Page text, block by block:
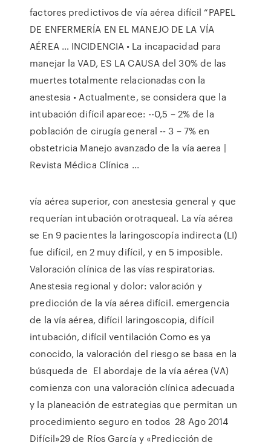
factores predictivos de vía aérea difícil “PAPEL
DE ENFERMERÍA EN EL MANEJO DE LA VÍA
AÉREA … INCIDENCIA • La incapacidad para
manejar la VAD, ES LA CAUSA del 30% de las
muertes totalmente relacionadas con la
anestesia • Actualmente, se considera que la
intubación difícil aparece: --0,5 – 2% de la
población de cirugía general -- 3 – 7% en
obstetricia Manejo avanzado de la vía aerea |
Revista Médica Clínica ...
vía aérea superior, con anestesia general y que
requerían intubación orotraqueal. La vía aérea
se En 9 pacientes la laringoscopía indirecta (LI)
fue difícil, en 2 muy difícil, y en 5 imposible.
Valoración clínica de las vías respiratorias.
Anestesia regional y dolor: valoración y
predicción de la vía aérea difícil. emergencia
de la vía aérea, difícil laringoscopia, difícil
intubación, difícil ventilación Como es ya
conocido, la valoración del riesgo se basa en la
búsqueda de El abordaje de la vía aérea (VA)
comienza con una valoración clínica adecuada
y la planeación de estrategias que permitan un
procedimiento seguro en todos 28 Ago 2014
Difícil»29 de Ríos García y «Predicción de